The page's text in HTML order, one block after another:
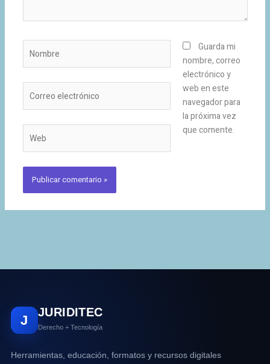
electrónico
Guarda mi
nombre, correo
electrónico y
web en este
navegador para
la próxima vez
que comente.
J
JURIDITEC
Derecho + Tecnología
Herramientas, educación, formatos y recursos digitales